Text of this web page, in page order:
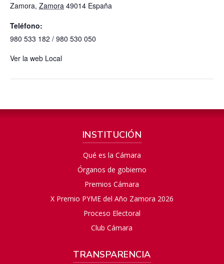
Zamora, Zamora 49014 España
Teléfono:
980 533 182 / 980 530 050
Ver la web Local
INSTITUCIÓN
Qué es la Cámara
Órganos de gobierno
Premios Cámara
X Premio PYME del Año Zamora 2026
Proceso Electoral
Club Cámara
TRANSPARENCIA